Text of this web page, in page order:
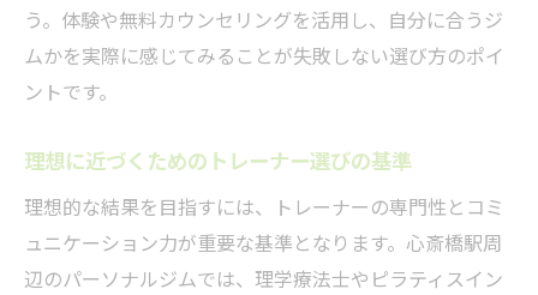
う。体験や無料カウンセリングを活用し、自分に合うジ
ムかを実際に感じてみることが失敗しない選び方のポイ
ントです。
理想に近づくためのトレーナー選びの基準
理想的な結果を目指すには、トレーナーの専門性とコミ
ュニケーション力が重要な基準となります。心斎橋駅周
辺のパーソナルジムでは、理学療法士やピラティスイン